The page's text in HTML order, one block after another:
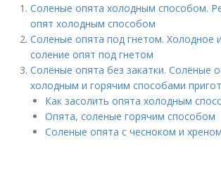
Соленые опята холодным способом.
опят холодным способом
Соленые опята под гнетом. Холодное
соление опят под гнетом
Солёные опята без закатки. Солёные
холодным и горячим способами
Как засолить опята холодным
Опята, соленые горячим способом
Соленые опята с чесноком и хреном